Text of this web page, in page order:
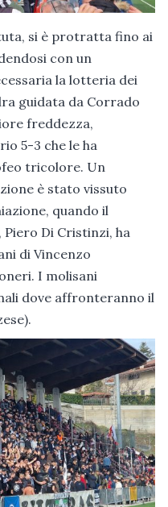
si è protratta fino ai
con un
la lotteria dei
guidata da Corrado
freddezza,
5-3 che le ha
tricolore. Un
è stato vissuto
quando il
Piero Di Cristinzi, ha
di Vincenzo
I molisani
dove affronteranno il